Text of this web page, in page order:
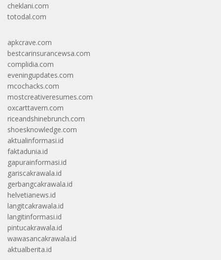
cheklani.com
totodal.com
apkcrave.com
bestcarinsurancewsa.com
complidia.com
eveningupdates.com
mcochacks.com
mostcreativeresumes.com
oxcarttavern.com
riceandshinebrunch.com
shoesknowledge.com
aktualinformasi.id
faktadunia.id
gapurainformasi.id
gariscakrawala.id
gerbangcakrawala.id
helvetianews.id
langitcakrawala.id
langitinformasi.id
pintucakrawala.id
wawasancakrawala.id
aktualberita.id